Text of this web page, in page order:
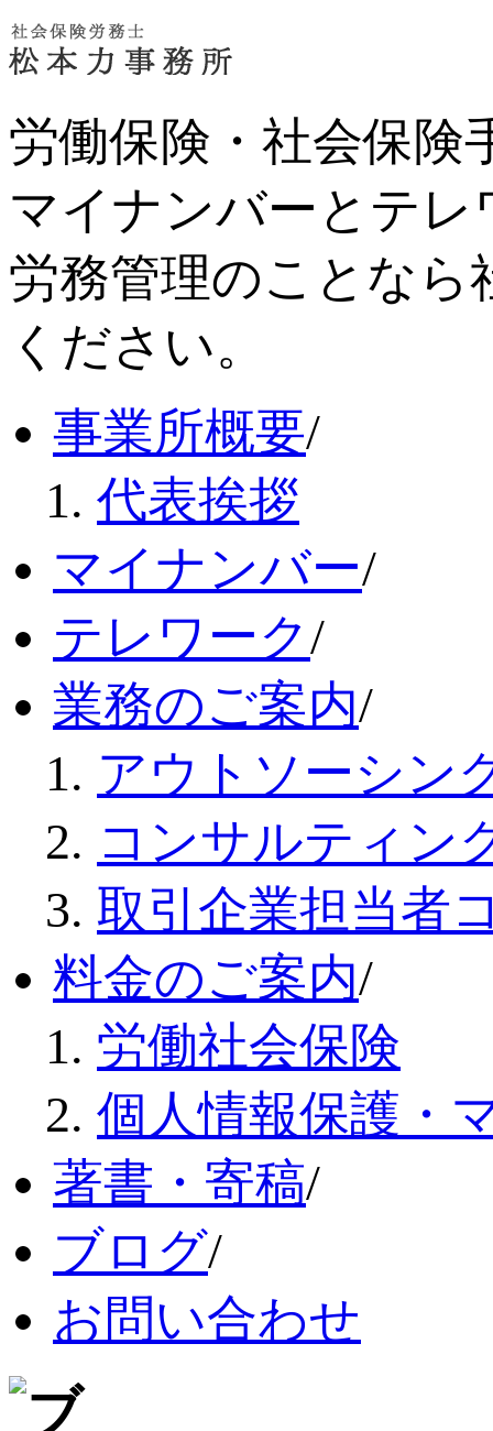
労働保険・社会保険
マイナンバーとテ
労務管理のことなら
ください。
事業所概要/
代表挨拶
マイナンバー/
テレワーク/
業務のご案内/
アウトソーシン
コンサルティン
取引企業担当者
料金のご案内/
労働社会保険
個人情報保護・
著書・寄稿/
ブログ/
お問い合わせ